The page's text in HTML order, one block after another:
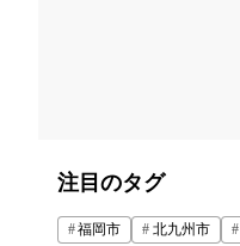
注目のタグ
福岡市 北九州市